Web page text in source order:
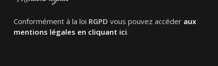
Conformément à la loi RGPD vous pouvez accéder aux
mentions légales en cliquant ici.